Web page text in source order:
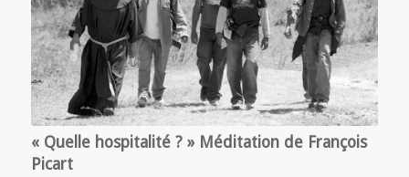
« Quelle hospitalité ? » Méditation de François
Picart